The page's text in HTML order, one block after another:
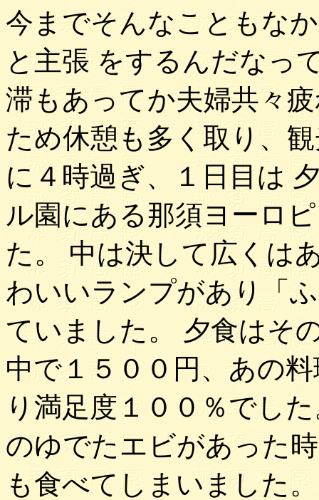
今までそんなこともな
と主張 をするんだなっ
滞もあってか夫婦共々
ため休憩も多く取り、
に４時過ぎ、１日目は
ル園にある那須ヨーロ
た。 中は決して広くは
わいいランプがあり「
ていました。 夕食はそ
中で１５００円、あの
り満足度１００％でし
のゆでたエビがあった
も食べてしまいました